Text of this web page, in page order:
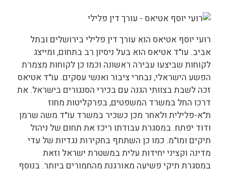
רועי יוסף אטיאס הוא עורך דין פלילי בירושלים ובתל
אביב. עו"ד אטיאס הוא בעל ניסיון רב בתחום, ומייצג
לקוחות שביצעו עבירה ראשונה וכמו כן לקוחות מצמרת
הפשע הישראלי, נבחרי ציבור ואנשי עסקים. עו"ד אטיאס
זכה לשבת בצוותי הגנה עם בכירי הסנגורים בישראל. את
דרכו החל במשרד המשפטים, בפרקליטות מחוז
ת"א-פלילית ולאחר מכן כשכיר במשרד עו"ד משה שרמן
ודוד יפתח. במסגרת עבודתו ריכז את תחום של ניהול
תיקים ומו"מ. כמו כן השתתף בחקירות נגדיות של עדי
מדינה וקציני יחידות עלית במשטרת ישראל וזאת
במסגרת תיקי פשיעה מאורגנת מהחמורים ביותר. בנוסף